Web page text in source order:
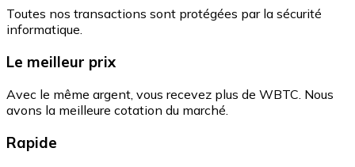
Toutes nos transactions sont protégées par la sécurité
informatique.
Le meilleur prix
Avec le même argent, vous recevez plus de WBTC. Nous
avons la meilleure cotation du marché.
Rapide